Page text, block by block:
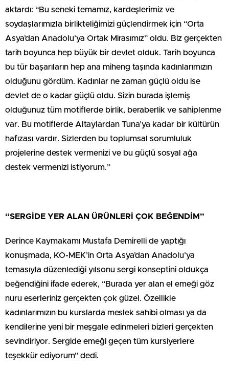
aktardı: “Bu seneki temamız, kardeşlerimiz ve
soydaşlarımızla birlikteliğimizi güçlendirmek için “Orta
Asya’dan Anadolu’ya Ortak Mirasımız” oldu. Biz gerçekten
tarih boyunca hep büyük bir devlet olduk. Tarih boyunca
bu tür başarıların hep ana miheng taşında kadınlarımızın
olduğunu gördüm. Kadınlar ne zaman güçlü oldu ise
devlet de o kadar güçlü oldu. Sizin burada işlemiş
olduğunuz tüm motiflerde birlik, beraberlik ve sahiplenme
var. Bu motiflerde Altaylardan Tuna’ya kadar bir kültürün
hafızası vardır. Sizlerden bu toplumsal sorumluluk
projelerine destek vermenizi ve bu güçlü sosyal ağa
destek vermenizi istiyorum.”
“SERGİDE YER ALAN ÜRÜNLERİ ÇOK BEĞENDİM”
Derince Kaymakamı Mustafa Demirelli de yaptığı
konuşmada, KO-MEK’in Orta Asya’dan Anadolu’ya
temasıyla düzenlediği yılsonu sergi konseptini oldukça
beğendiğini ifade ederek, “Burada yer alan el emeği göz
nuru eserleriniz gerçekten çok güzel. Özellikle
kadınlarımızın bu kurslarda meslek sahibi olması ya da
kendilerine yeni bir meşgale edinmeleri bizleri gerçekten
sevindiriyor. Sergide emeği geçen tüm kursiyerlere
teşekkür ediyorum” dedi.